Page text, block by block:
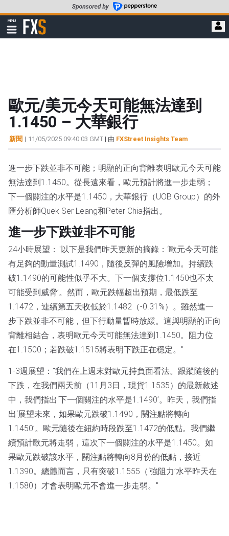
至
要
MENU
顯
示
FXStreet
歐元/美元今天可能無法達到
1.1450 – 大華銀行
新聞 | 11/05/2025 09:40:03 GMT | 由 FXStreet Insights Team
進一步下跌並非不可能；明顯的正向背離表明歐元今天可能
無法達到1.1450。從長遠來看，歐元預計將進一步走弱；
下一個關注的水平是1.1450，大華銀行（UOB Group）的外
匯分析師Quek Ser Leang和Peter Chia指出。
進一步下跌並非不可能
24小時展望："以下是我們昨天更新的摘錄：‘歐元今天可能
有足夠的動量測試1.1490，隨後反彈的風險增加。持續跌
破1.1490的可能性似乎不大。下一個支撐位1.1450也不太
可能受到威脅’。然而，歐元跌幅超出預期，最低跌至
1.1472，連續第五天收低於1.1482（-0.31%）。雖然進一
步下跌並非不可能，但下行動量暫時放緩。這與明顯的正向
背離相結合，表明歐元今天可能無法達到1.1450。阻力位
在1.1500；若跌破1.1515將表明下跌正在穩定。"
1-3週展望："我們在上週末對歐元持負面看法。跟蹤隨後的
下跌，在我們兩天前（11月3日，現貨1.1535）的最新敘述
中，我們指出‘下一個關注的水平是1.1490’。昨天，我們指
出‘展望未來，如果歐元跌破1.1490，關注點將轉向
1.1450’。歐元隨後在紐約時段跌至1.1472的低點。我們繼
續預計歐元將走弱，這次下一個關注的水平是1.1450。如
果歐元跌破該水平，關注點將轉向8月份的低點，接近
1.1390。總體而言，只有突破1.1555（‘強阻力’水平昨天在
1.1580）才會表明歐元不會進一步走弱。"